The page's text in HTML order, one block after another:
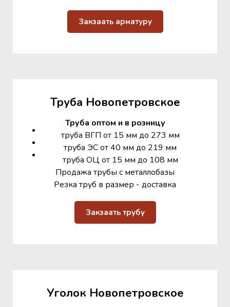
Закзаать арматуру
Труба Новопетровское
Труба оптом и в розницу
труба ВГП от 15 мм до 273 мм
труба ЭС от 40 мм до 219 мм
труба ОЦ от 15 мм до 108 мм
Продажа трубы с металлобазы
Резка труб в размер - доставка
Закзаать трубу
Уголок Новопетровское